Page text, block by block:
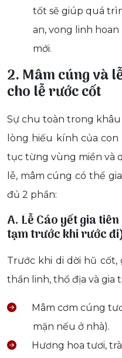
tốt sẽ giúp quá
an, vong linh
mới.
2. Mâm cúng và
cho lễ rước cốt
Sự chu toàn trong
lòng hiếu kính của
tục từng vùng miền và
lễ, mâm cúng có thể
đủ 2 phần:
A. Lễ Cáo yết gia
tạm trước khi rước
Trước khi di dời hũ cốt,
thần linh, thổ địa và gia
Mâm cơm cúng
mặn nếu ở nhà).
Hương hoa tươi,